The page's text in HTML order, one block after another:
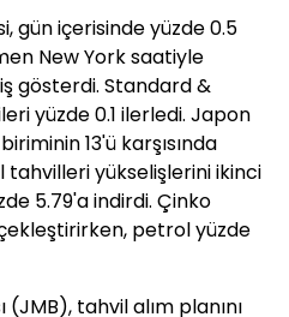
gün içerisinde yüzde 0.5
New York saatiyle
gösterdi. Standard &
yüzde 0.1 ilerledi. Japon
13'ü karşısında
tahvilleri yükselişlerini ikinci
5.79'a indirdi. Çinko
petrol yüzde
tahvil alım planını